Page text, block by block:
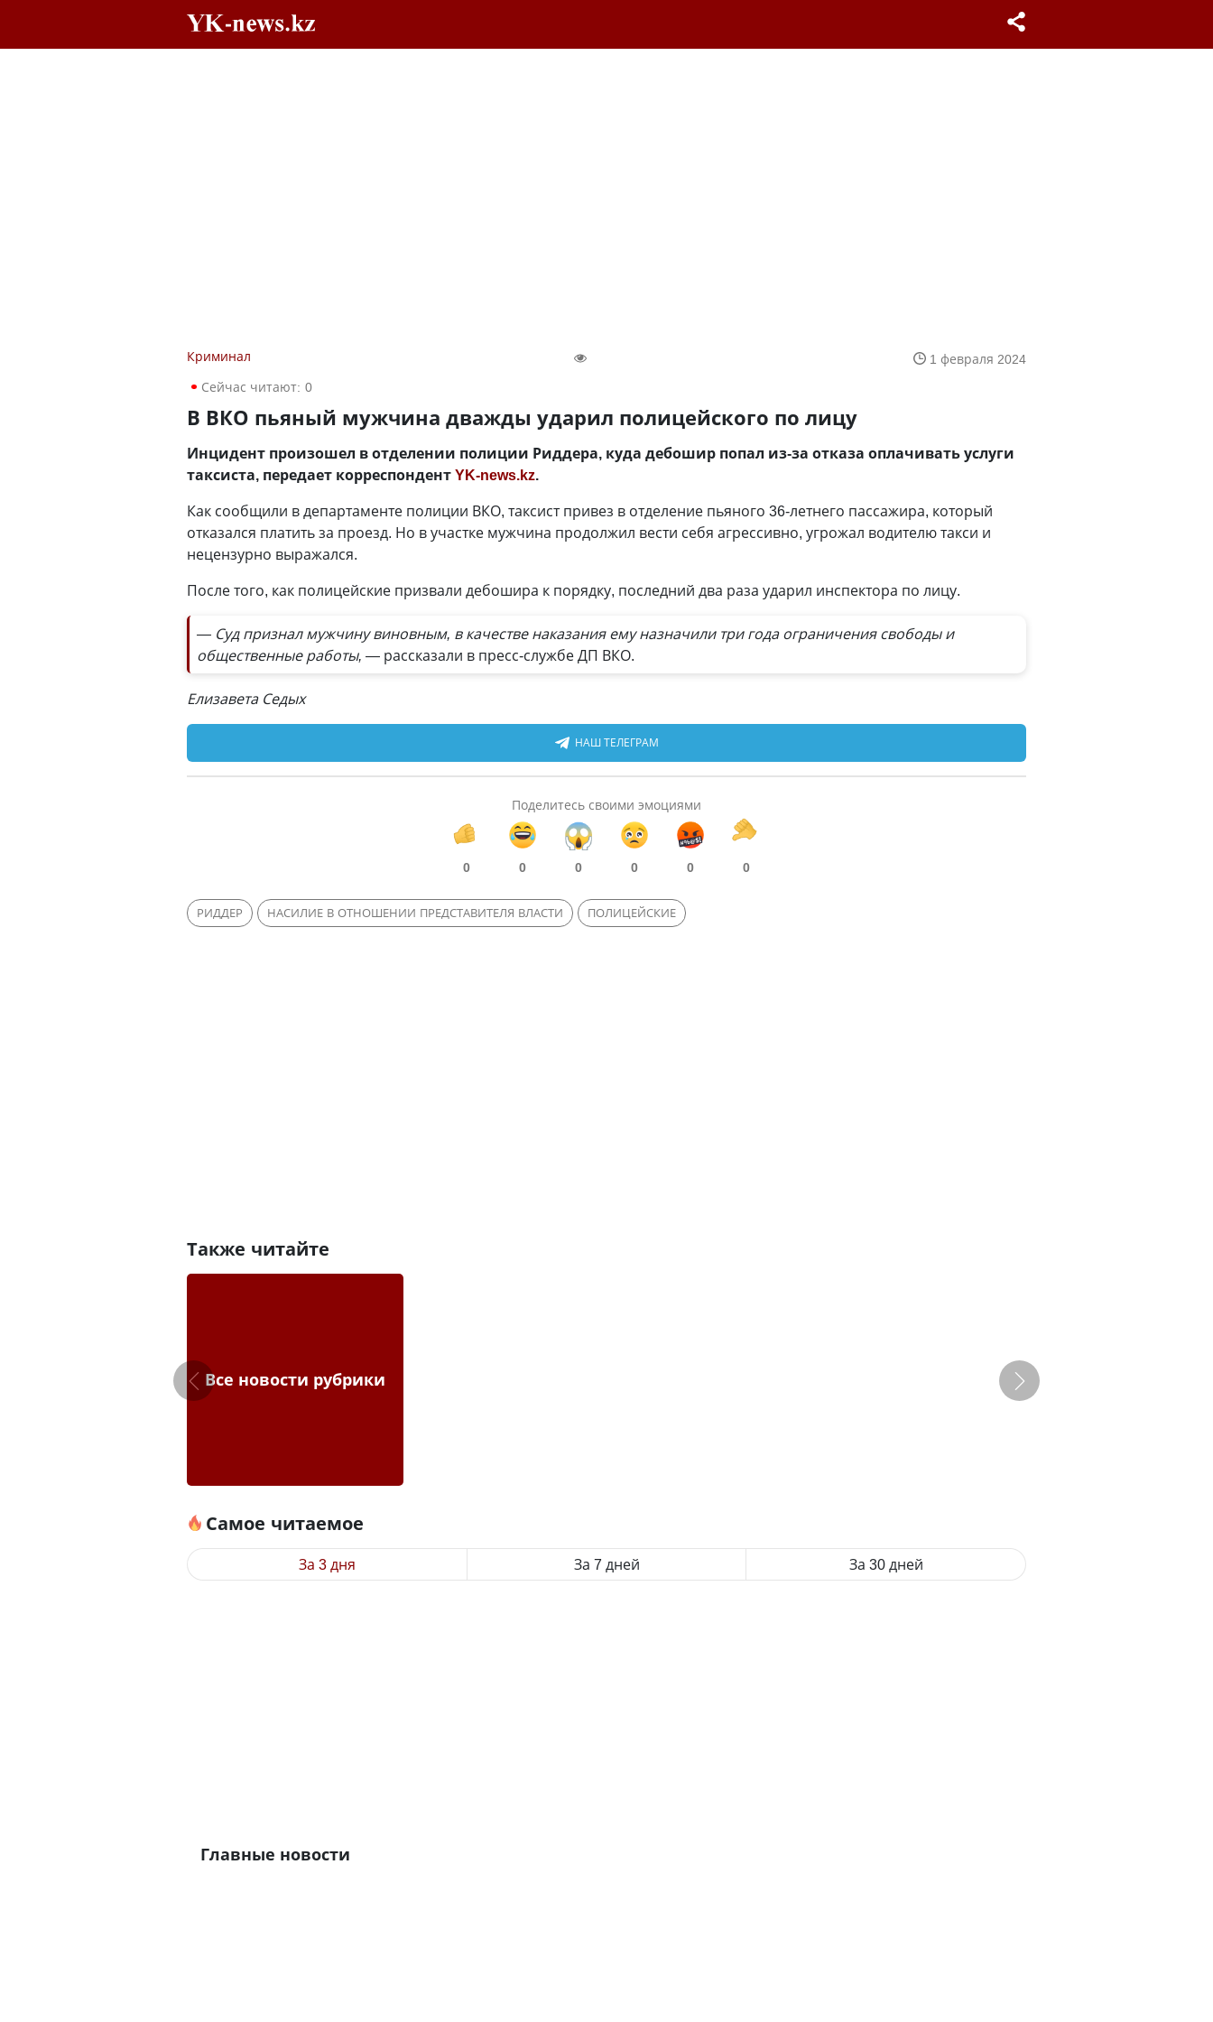
Криминал
1 февраля 2024
Сейчас читают: 0
В ВКО пьяный мужчина дважды ударил полицейского по лицу
Инцидент произошел в отделении полиции Риддера, куда дебошир попал из-за отказа оплачивать услуги
таксиста, передает корреспондентYK-news.kz.
Как сообщили в департаменте полиции ВКО, таксист привез в отделение пьяного 36-летнего пассажира, который
отказался платить за проезд. Но в участке мужчина продолжил вести себя агрессивно, угрожал водителю такси и
нецензурно выражался.
После того, как полицейские призвали дебошира к порядку, последний два раза ударил инспектора по лицу.
— Суд признал мужчину виновным, в качестве наказания ему назначили три года ограничения свободы и
общественные работы, — рассказали в пресс-службе ДП ВКО.
Елизавета Седых
НАШ ТЕЛЕГРАМ
Поделитесь своими эмоциями
0 0 0 0 0 0
РИДДЕР НАСИЛИЕ В ОТНОШЕНИИ ПРЕДСТАВИТЕЛЯ ВЛАСТИ ПОЛИЦЕЙСКИЕ
Также читайте
Все новости рубрики
Самое читаемое
За 3 дня За 7 дней За 30 дней
Главные новости